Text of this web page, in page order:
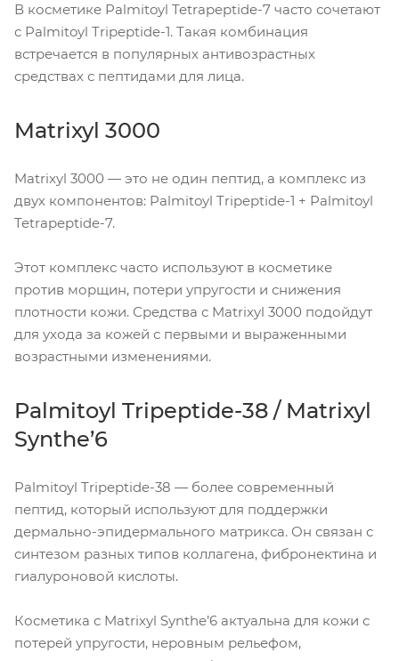
В косметике Palmitoyl Tetrapeptide-7 часто сочетают
с Palmitoyl Tripeptide-1. Такая комбинация
встречается в популярных антивозрастных
средствах с пептидами для лица.
Matrixyl 3000
Matrixyl 3000 — это не один пептид, а комплекс из
двух компонентов: Palmitoyl Tripeptide-1 + Palmitoyl
Tetrapeptide-7.
Этот комплекс часто используют в косметике
против морщин, потери упругости и снижения
плотности кожи. Средства с Matrixyl 3000 подойдут
для ухода за кожей с первыми и выраженными
возрастными изменениями.
Palmitoyl Tripeptide-38 / Matrixyl
Synthe’6
Palmitoyl Tripeptide-38 — более современный
пептид, который используют для поддержки
дермально-эпидермального матрикса. Он связан с
синтезом разных типов коллагена, фибронектина и
гиалуроновой кислоты.
Косметика с Matrixyl Synthe’6 актуальна для кожи с
потерей упругости, неровным рельефом,